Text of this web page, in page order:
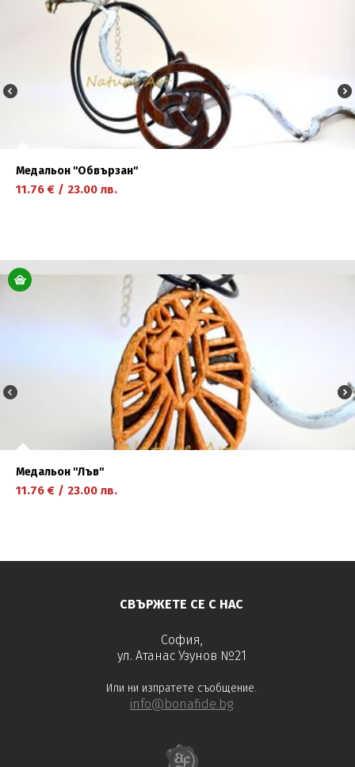
Медальон ''Обвързан''
11.76 € / 23.00 лв.
научете повече
Медальон ''Лъв''
11.76 € / 23.00 лв.
СВЪРЖЕТЕ СЕ С НАС
София,
ул. Атанас Узунов №21
Или ни изпратете съобщение.
info@bonafide.bg